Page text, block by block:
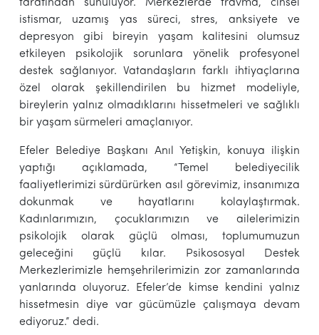
tarafından sunuluyor. Merkezlerde travma, cinsel
istismar, uzamış yas süreci, stres, anksiyete ve
depresyon gibi bireyin yaşam kalitesini olumsuz
etkileyen psikolojik sorunlara yönelik profesyonel
destek sağlanıyor. Vatandaşların farklı ihtiyaçlarına
özel olarak şekillendirilen bu hizmet modeliyle,
bireylerin yalnız olmadıklarını hissetmeleri ve sağlıklı
bir yaşam sürmeleri amaçlanıyor.
Efeler Belediye Başkanı Anıl Yetişkin, konuya ilişkin
yaptığı açıklamada, “Temel belediyecilik
faaliyetlerimizi sürdürürken asıl görevimiz, insanımıza
dokunmak ve hayatlarını kolaylaştırmak.
Kadınlarımızın, çocuklarımızın ve ailelerimizin
psikolojik olarak güçlü olması, toplumumuzun
geleceğini güçlü kılar. Psikososyal Destek
Merkezlerimizle hemşehrilerimizin zor zamanlarında
yanlarında oluyoruz. Efeler’de kimse kendini yalnız
hissetmesin diye var gücümüzle çalışmaya devam
ediyoruz.” dedi.